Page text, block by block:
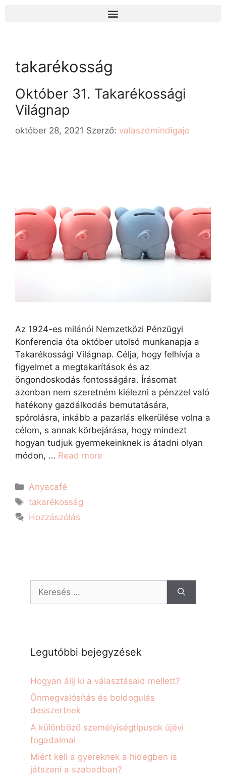
takarékosság
Október 31. Takarékossági
Világnap
október 28, 2021 Szerző: valaszdmindigajo
Az 1924-es milánói Nemzetközi Pénzügyi
Konferencia óta október utolsó munkanapja a
Takarékossági Világnap. Célja, hogy felhívja a
figyelmet a megtakarítások és az
öngondoskodás fontosságára. Írásomat
azonban nem szeretném kiélezni a pénzzel való
hatékony gazdálkodás bemutatására,
spórolásra, inkább a pazarlás elkerülése volna a
célom, s annak körbejárása, hogy mindezt
hogyan tudjuk gyermekeinknek is átadni olyan
módon, … Read more
Anyacafé
takarékosság
Hozzászólás
Legutóbbi bejegyzések
Hogyan állj ki a választásaid mellett?
Önmegvalósítás és boldogulás
desszertnek
A különböző személyiségtípusok újévi
fogadalmai
Miért kell a gyereknek a hidegben is
játszani a szabadban?